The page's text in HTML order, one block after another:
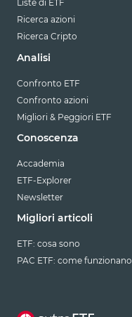
Liste di ETF
Ricerca azioni
Ricerca Cripto
Analisi
Confronto ETF
Confronto azioni
Migliori & Peggiori ETF
Conoscenza
Accademia
ETF-Explorer
Newsletter
Migliori articoli
ETF: cosa sono
PAC ETF: come funzionano